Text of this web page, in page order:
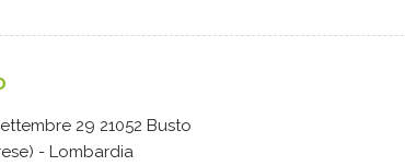
29 21052 Busto
- Lombardia